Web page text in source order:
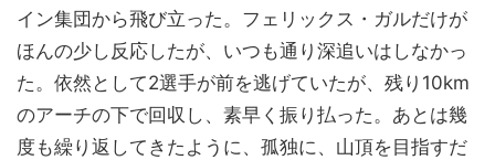
イン集団から飛び立った。フェリックス・ガルだけが
ほんの少し反応したが、いつも通り深追いはしなかっ
た。依然として2選手が前を逃げていたが、残り10km
のアーチの下で回収し、素早く振り払った。あとは幾
度も繰り返してきたように、孤独に、山頂を目指すだ